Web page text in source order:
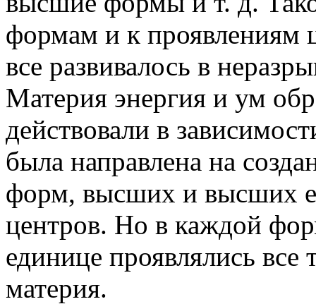
формам и к проявлениям
все развивалось в
Материя энергия и ум
действовали в
была направлена на
форм, высших и высших
центров. Но в каждой
единице проявлялись все
материя.